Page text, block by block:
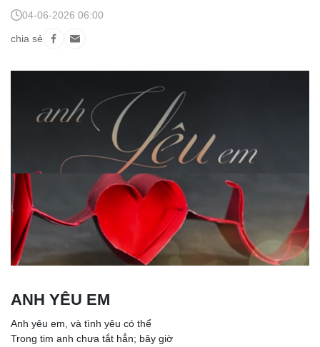
chia sẻ
04-06-2026 06:00
ANH YÊU EM
Anh yêu em, và tình yêu có thể
Trong tim anh chưa tắt hẳn; bây giờ